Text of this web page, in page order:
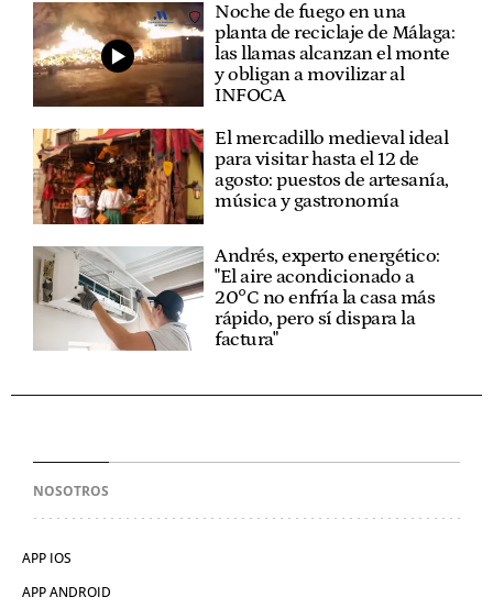
Noche de fuego en una
planta de reciclaje de Málaga:
las llamas alcanzan el monte
y obligan a movilizar al
INFOCA
El mercadillo medieval ideal
para visitar hasta el 12 de
agosto: puestos de artesanía,
música y gastronomía
Andrés, experto energético:
"El aire acondicionado a
20°C no enfría la casa más
rápido, pero sí dispara la
factura"
NOSOTROS
APP IOS
APP ANDROID